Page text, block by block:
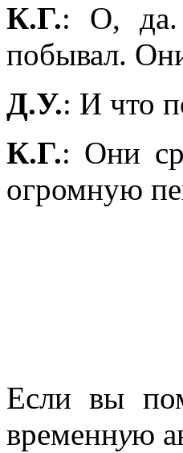
К.Г.: О, да.
побывал.
Д.У.: И что
К.Г.: Они
огромную
Если вы
временную